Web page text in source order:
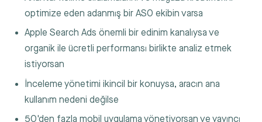
optimize eden adanmış bir ASO ekibin varsa
Apple Search Ads önemli bir edinim kanalıysa ve
organik ile ücretli performansı birlikte analiz etmek
istiyorsan
İnceleme yönetimi ikincil bir konuysa, aracın ana
kullanım nedeni değilse
50'den fazla mobil uygulama yönetiyorsan ve yayıncı